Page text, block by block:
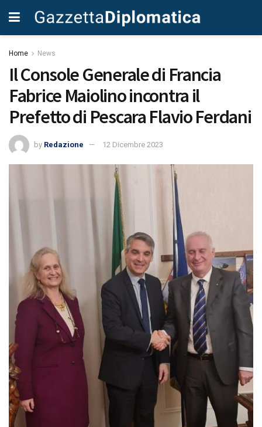
Home News
Il Console Generale di Francia
Fabrice Maiolino incontra il
Prefetto di Pescara Flavio Ferdani
by Redazione 12 Dicembre 2023